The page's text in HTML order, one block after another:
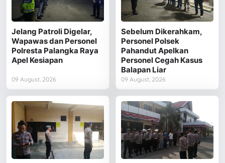
Jelang Patroli Digelar,
Wapawas dan Personel
Polresta Palangka Raya
Apel Kesiapan
09 August, 2026
Sebelum Dikerahkam,
Personel Polsek
Pahandut Apelkan
Personel Cegah Kasus
Balapan Liar
09 August, 2026